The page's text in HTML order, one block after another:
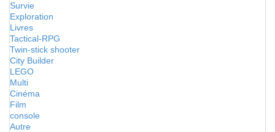
Survie
Exploration
Livres
Tactical-RPG
Twin-stick shooter
City Builder
LEGO
Multi
Cinéma
Film
console
Autre